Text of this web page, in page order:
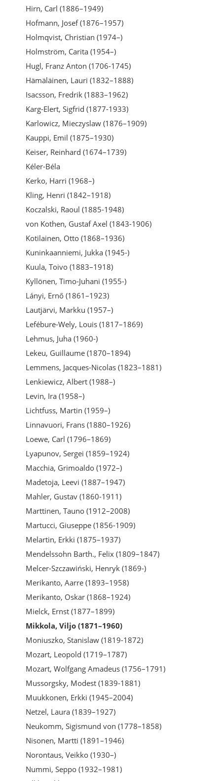
Hirn, Carl (1886–1949)
Hofmann, Josef (1876–1957)
Holmqvist, Christian (1974–)
Holmström, Carita (1954–)
Hugl, Franz Anton (1706-1745)
Hämäläinen, Lauri (1832–1888)
Isacsson, Fredrik (1883–1962)
Karg-Elert, Sigfrid (1877-1933)
Karlowicz, Mieczyslaw (1876–1909)
Kauppi, Emil (1875–1930)
Keiser, Reinhard (1674–1739)
Kéler-Béla
Kerko, Harri (1968–)
Kling, Henri (1842–1918)
Koczalski, Raoul (1885-1948)
von Kothen, Gustaf Axel (1843-1906)
Kotilainen, Otto (1868–1936)
Kuninkaanniemi, Jukka (1945-)
Kuula, Toivo (1883–1918)
Kyllönen, Timo-Juhani (1955-)
Lányi, Ernő (1861–1923)
Lautjärvi, Markku (1957–)
Lefébure-Wely, Louis (1817–1869)
Lehmus, Juha (1960-)
Lekeu, Guillaume (1870–1894)
Lemmens, Jacques-Nicolas (1823–1881)
Lenkiewicz, Albert (1988–)
Levin, Ira (1958–)
Lichtfuss, Martin (1959–)
Linnavuori, Frans (1880–1926)
Loewe, Carl (1796–1869)
Lyapunov, Sergei (1859–1924)
Macchia, Grimoaldo (1972–)
Madetoja, Leevi (1887–1947)
Mahler, Gustav (1860-1911)
Marttinen, Tauno (1912–2008)
Martucci, Giuseppe (1856-1909)
Melartin, Erkki (1875–1937)
Mendelssohn Barth., Felix (1809–1847)
Melcer-Szczawiński, Henryk (1869-)
Merikanto, Aarre (1893–1958)
Merikanto, Oskar (1868–1924)
Mielck, Ernst (1877–1899)
Mikkola, Viljo (1871–1960)
Moniuszko, Stanislaw (1819-1872)
Mozart, Leopold (1719–1787)
Mozart, Wolfgang Amadeus (1756–1791)
Mussorgsky, Modest (1839-1881)
Muukkonen, Erkki (1945–2004)
Netzel, Laura (1839–1927)
Neukomm, Sigismund von (1778–1858)
Nisonen, Martti (1891–1946)
Norontaus, Veikko (1930–)
Nummi, Seppo (1932–1981)